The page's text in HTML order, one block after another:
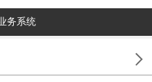
务系统
